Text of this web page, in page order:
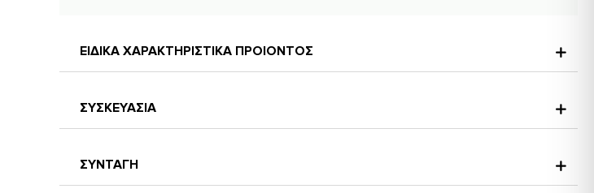
ΣΥΝΤΑΓΗ
ΕΙΔΙΚΑ ΧΑΡΑΚΤΗΡΙΣΤΙΚΑ ΠΡΟΙΟΝΤΟΣ
ΣΥΣΚΕΥΑΣΙΑ